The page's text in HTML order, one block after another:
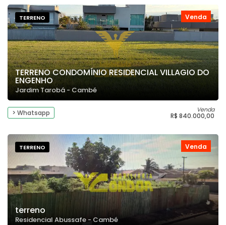
Venda
TERRENO
TERRENO CONDOMÍNIO RESIDENCIAL VILLAGIO DO
ENGENHO
Jardim Tarobá - Cambé
> Whatsapp Venda
R$ 840.000,00
Venda
TERRENO
terreno
Residencial Abussafe - Cambé